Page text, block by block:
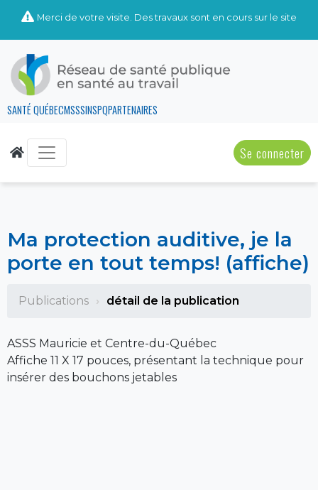
Merci de votre visite. Des travaux sont en cours sur le site
SANTÉ QUÉBECMSSSINSPQPARTENAIRES
Se connecter
Ma protection auditive, je la
porte en tout temps! (affiche)
Publications détail de la publication
ASSS Mauricie et Centre-du-Québec
Affiche 11 X 17 pouces, présentant la technique pour
insérer des bouchons jetables